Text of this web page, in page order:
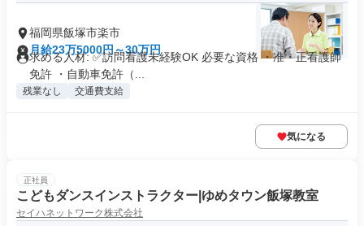
福岡県飯塚市楽市
月給23万5000円～30万円
求める人材: ✅訪問看護未経験OK 必要な資格 ・准・正看護師
免許 ・自動車免許（...
残業なし 交通費支給
気になる
正社員
こどもダンスインストラクター|ゆめタウン飯塚教室
セイハネットワーク株式会社